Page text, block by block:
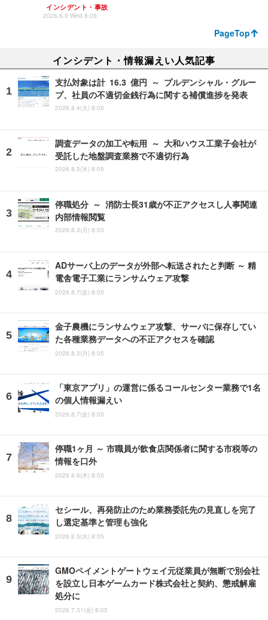
インシデント・事故
2026.6.3 Wed 8:05
PageTop
インシデント・情報漏えい人気記事
支払対象は計 16.3 億円 ～ プルデンシャル・グルー
プ、社員の不適切金銭行為に関する補償進捗を発表
2026.8.4(火) 8:05
調査データの加工や転用 ～ 大和ハウス工業子会社が
受託した地盤調査業務で不適切行為
2026.8.5(水) 8:05
停職処分 ～ 消防士長31歳が不正アクセスし人事関連
内部情報閲覧
2026.8.3(月) 8:05
ADサーバ上のデータが外部へ転送されたと判断 ～ 精
電舎電子工業にランサムウェア攻撃
2026.8.7(金) 8:05
金子農機にランサムウェア攻撃、サーバに保存してい
た各種業務データへの不正アクセスを確認
2026.8.3(月) 8:05
「東京アプリ」の運営に係るコールセンター業務で1名
の個人情報漏えい
2026.8.7(金) 8:05
停職1ヶ月 ～ 市職員が飲食店関係者に関する市税等の
情報を口外
2026.8.6(木) 8:05
セシール、再発防止のため業務委託先の見直しを完了
し選定基準と管理も強化
2026.8.5(水) 8:05
GMOペイメントゲートウェイ元従業員が無断で別会社
を設立し日本ゲームカード株式会社と契約、懲戒解雇
処分に
2026.7.31(金) 8:05